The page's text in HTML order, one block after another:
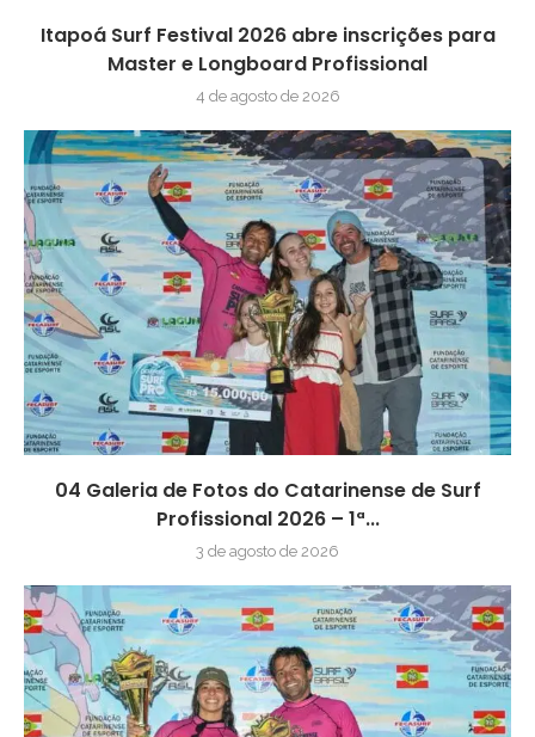
Itapoá Surf Festival 2026 abre inscrições para
Master e Longboard Profissional
4 de agosto de 2026
04 Galeria de Fotos do Catarinense de Surf
Profissional 2026 – 1ª...
3 de agosto de 2026